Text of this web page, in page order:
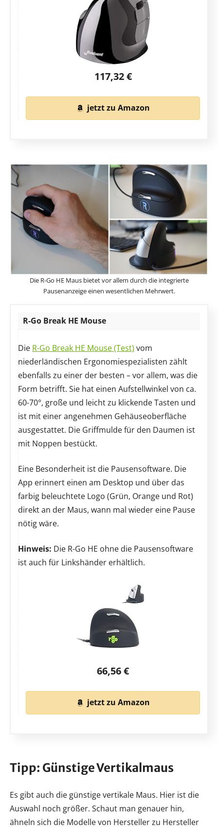
117,32 €
jetzt zu Amazon
Die R-Go HE Maus bietet vor allem durch die integrierte
Pausenanzeige einen wesentlichen Mehrwert.
R-Go Break HE Mouse
Die R-Go Break HE Mouse (Test) vom
niederländischen Ergonomiespezialisten zählt
ebenfalls zu einer der besten – vor allem, was die
Form betrifft. Sie hat einen Aufstellwinkel von ca.
60-70°, große und leicht zu klickende Tasten und
ist mit einer angenehmen Gehäuseoberfläche
ausgestattet. Die Griffmulde für den Daumen ist
mit Noppen bestückt.
Eine Besonderheit ist die Pausensoftware. Die
App erinnert einen am Desktop und über das
farbig beleuchtete Logo (Grün, Orange und Rot)
direkt an der Maus, wann mal wieder eine Pause
nötig wäre.
Hinweis: Die R-Go HE ohne die Pausensoftware
ist auch für Linkshänder erhältlich.
66,56 €
jetzt zu Amazon
Tipp: Günstige Vertikalmaus
Es gibt auch die günstige vertikale Maus. Hier ist die
Auswahl noch größer. Schaut man genauer hin,
ähneln sich die Modelle von Hersteller zu Hersteller